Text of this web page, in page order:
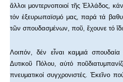
ἄλλοι μοντερνοποιοί τῆς Ἑλλάδος,
τόν ἐξευρωπαϊσμό μας, παρά τά
τῶν σπουδασμένων, ποῦ, ἔχουνε τό
Λοιπόν, δέν εἶναι καμμιά
Δυτικοῦ Πόλου, αὐτό
πνευματικοί συγχρονιστές. Ἐκεῖνο